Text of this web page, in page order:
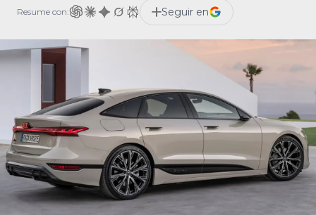
sobre la plataforma PPE, el vehículo de
tamaño medio superior retoma los puntos
fuertes ya […]
Resume con: Seguir en